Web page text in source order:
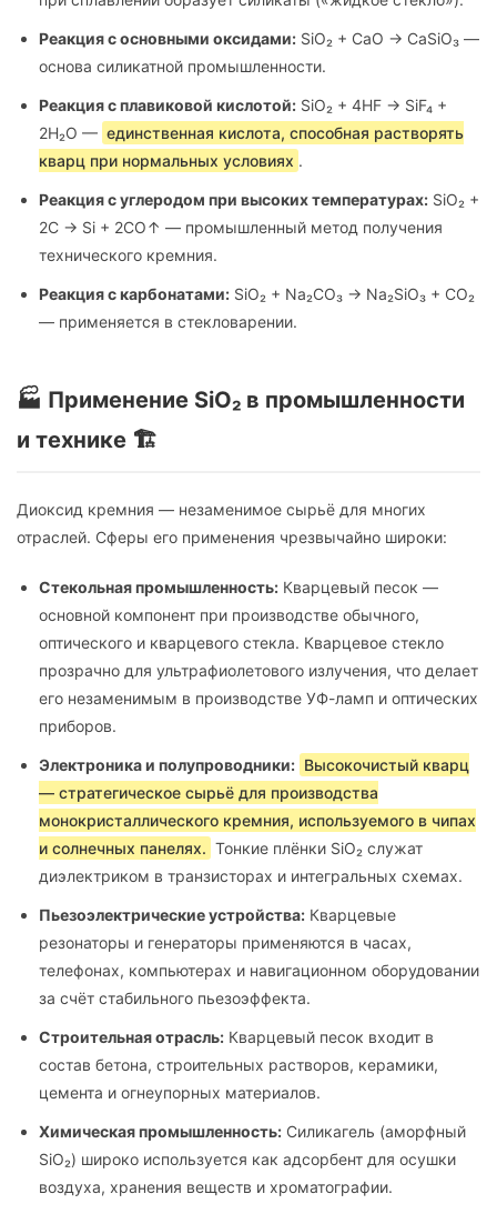
Реакция с основными оксидами: SiO₂ + CaO → CaSiO₃ —
основа силикатной промышленности.
Реакция с плавиковой кислотой: SiO₂ + 4HF → SiF₄ +
2H₂O — единственная кислота, способная растворять
кварц при нормальных условиях .
Реакция с углеродом при высоких температурах: SiO₂ +
2C → Si + 2CO↑ — промышленный метод получения
технического кремния.
Реакция с карбонатами: SiO₂ + Na₂CO₃ → Na₂SiO₃ + CO₂
— применяется в стекловарении.
🏭 Применение SiO₂ в промышленности
и технике 🏗️
Диоксид кремния — незаменимое сырьё для многих
отраслей. Сферы его применения чрезвычайно широки:
Стекольная промышленность: Кварцевый песок —
основной компонент при производстве обычного,
оптического и кварцевого стекла. Кварцевое стекло
прозрачно для ультрафиолетового излучения, что делает
его незаменимым в производстве УФ-ламп и оптических
приборов.
Электроника и полупроводники: Высокочистый кварц
— стратегическое сырьё для производства
монокристаллического кремния, используемого в чипах
и солнечных панелях. Тонкие плёнки SiO₂ служат
диэлектриком в транзисторах и интегральных схемах.
Пьезоэлектрические устройства: Кварцевые
резонаторы и генераторы применяются в часах,
телефонах, компьютерах и навигационном оборудовании
за счёт стабильного пьезоэффекта.
Строительная отрасль: Кварцевый песок входит в
состав бетона, строительных растворов, керамики,
цемента и огнеупорных материалов.
Химическая промышленность: Силикагель (аморфный
SiO₂) широко используется как адсорбент для осушки
воздуха, хранения веществ и хроматографии.